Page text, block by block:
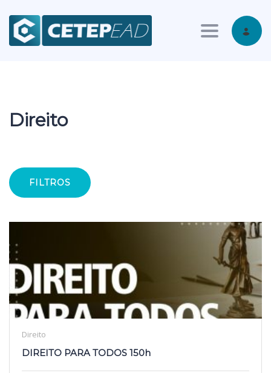
Toggle
Direito
FILTROS
Direito
DIREITO PARA TODOS 150h